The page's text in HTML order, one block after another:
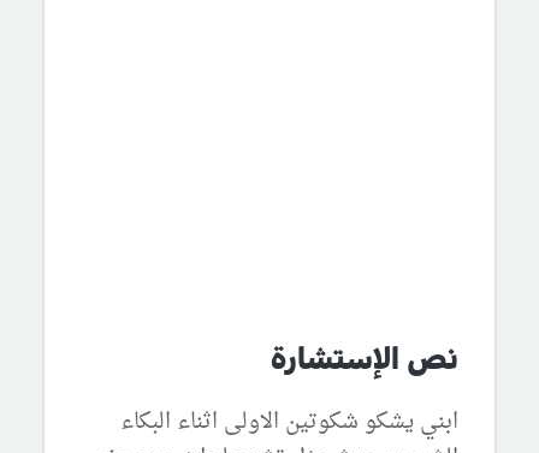
نص الإستشارة
ابني يشكو شكوتين الاولى اثناء البكاء